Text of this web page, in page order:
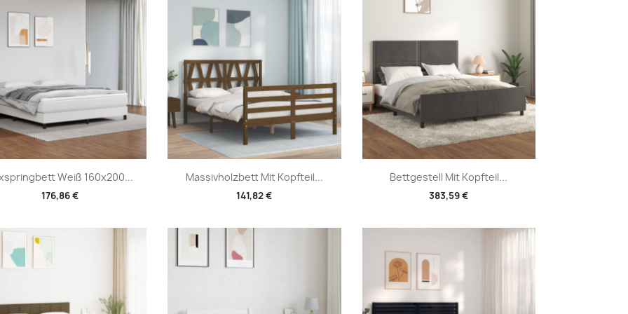
Weiß 160x200...
176,86 €
Vorschau Massivholzbett Mit Kopfteil...
141,82 €
Vorschau Bettgestell Mit Kopfteil...
383,59 €
Vorschau